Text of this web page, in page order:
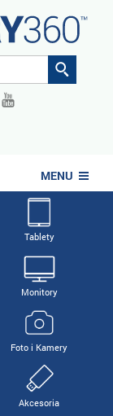
MENU
Tablety
Monitory
Foto i Kamery
Akcesoria